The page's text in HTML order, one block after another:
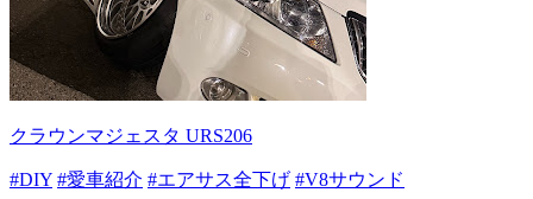
クラウンマジェスタ URS206
#DIY #愛車紹介 #エアサス全下げ #V8サウンド